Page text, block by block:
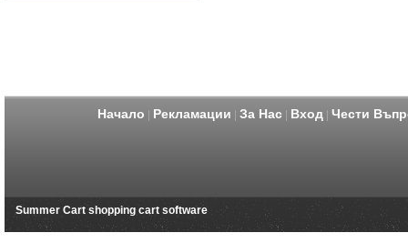
Начало Рекламации За Нас| Вход| Чести
Summer Cart shopping cart software